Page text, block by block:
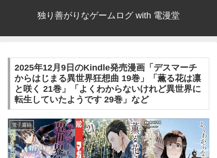
独り善がりなゲームログ with 電漫堂
2025年12月9日のKindle発売漫画「デスマーチ
からはじまる異世界狂想曲 19巻」「薫る花は凛
と咲く 21巻」「よくわからないけれど異世界に
転生していたようです 29巻」など
電子書籍